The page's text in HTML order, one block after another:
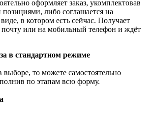
оформляет заказ, укомплектовав
либо соглашается на
в котором есть сейчас. Получает
или на мобильный телефон и ждёт
в стандартном режиме
то можете самостоятельно
по этапам всю форму.